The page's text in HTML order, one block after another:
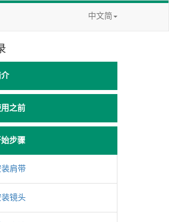
中文简
之前
步骤
装肩带
装镜头